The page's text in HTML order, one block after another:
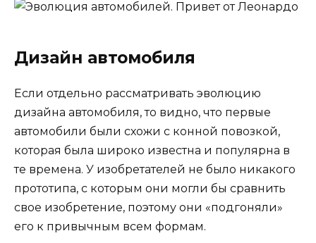
Дизайн автомобиля
Если отдельно рассматривать эволюцию
дизайна автомобиля, то видно, что первые
автомобили были схожи с конной повозкой,
которая была широко известна и популярна в
те времена. У изобретателей не было никакого
прототипа, с которым они могли бы сравнить
свое изобретение, поэтому они «подгоняли»
его к привычным всем формам.